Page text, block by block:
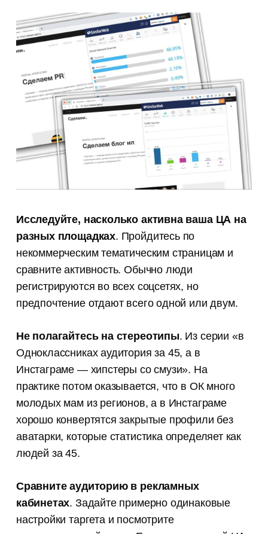
Исследуйте, насколько активна ваша ЦА на
разных площадках. Пройдитесь по
некоммерческим тематическим страницам и
сравните активность. Обычно люди
регистрируются во всех соцсетях, но
предпочтение отдают всего одной или двум.
Не полагайтесь на стереотипы. Из серии «в
Одноклассниках аудитория за 45, а в
Инстаграме — хипстеры со смузи». На
практике потом оказывается, что в ОК много
молодых мам из регионов, а в Инстаграме
хорошо конвертятся закрытые профили без
аватарки, которые статистика определяет как
людей за 45.
Сравните аудиторию в рекламных
кабинетах. Задайте примерно одинаковые
настройки таргета и посмотрите